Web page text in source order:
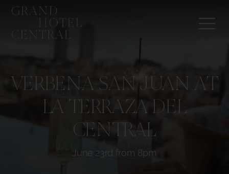
VERBENA SAN JUAN AT
LA TERRAZA DEL
CENTRAL
June 23rd from 8pm